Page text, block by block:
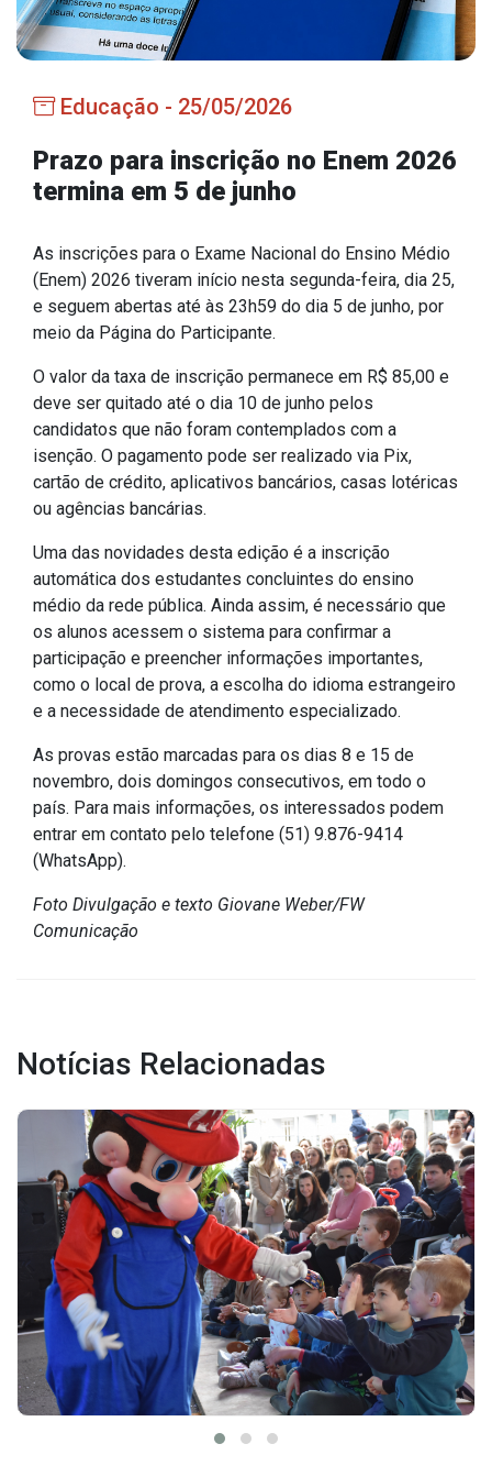
Administração
Agricultura e Meio Ambiente
Educação, Cultura, Desporto e Turismo
Obras
Saúde
Serviços
IPTU 2026
Nota Fiscal Eletrônica
Ouvidoria
Portal do Cidadão
Portal do Servidor
Publicações
Diário Oficial (Novo)
Diário Oficial (Até 30/04)
Recursos Humanos
Processo Seletivo
Seletivo Simplificado
Concursos
Instruções Normativas
Dispensas e Inexigibilidades
Transparência
Portal da Transparência
Radar da Transparência
Cespro
Outros
Downloads
Notícias
Educação - 25/05/2026
Prazo para inscrição no Enem 2026
termina em 5 de junho
As inscrições para o Exame Nacional do Ensino Médio
(Enem) 2026 tiveram início nesta segunda-feira, dia 25,
e seguem abertas até às 23h59 do dia 5 de junho, por
meio da Página do Participante.
O valor da taxa de inscrição permanece em R$ 85,00 e
deve ser quitado até o dia 10 de junho pelos
candidatos que não foram contemplados com a
isenção. O pagamento pode ser realizado via Pix,
cartão de crédito, aplicativos bancários, casas lotéricas
ou agências bancárias.
Uma das novidades desta edição é a inscrição
automática dos estudantes concluintes do ensino
médio da rede pública. Ainda assim, é necessário que
os alunos acessem o sistema para confirmar a
participação e preencher informações importantes,
como o local de prova, a escolha do idioma estrangeiro
e a necessidade de atendimento especializado.
As provas estão marcadas para os dias 8 e 15 de
novembro, dois domingos consecutivos, em todo o
país. Para mais informações, os interessados podem
entrar em contato pelo telefone (51) 9.876-9414
(WhatsApp).
Foto Divulgação e texto Giovane Weber/FW
Comunicação
Notícias Relacionadas